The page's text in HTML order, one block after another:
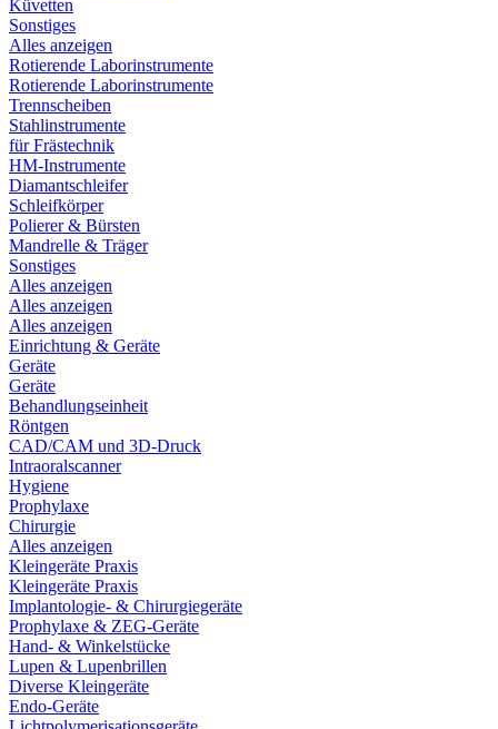
Küvetten
Sonstiges
Alles anzeigen
Rotierende Laborinstrumente
Rotierende Laborinstrumente
Trennscheiben
Stahlinstrumente
für Frästechnik
HM-Instrumente
Diamantschleifer
Schleifkörper
Polierer & Bürsten
Mandrelle & Träger
Sonstiges
Alles anzeigen
Alles anzeigen
Alles anzeigen
Einrichtung & Geräte
Geräte
Geräte
Behandlungseinheit
Röntgen
CAD/CAM und 3D-Druck
Intraoralscanner
Hygiene
Prophylaxe
Chirurgie
Alles anzeigen
Kleingeräte Praxis
Kleingeräte Praxis
Implantologie- & Chirurgiegeräte
Prophylaxe & ZEG-Geräte
Hand- & Winkelstücke
Lupen & Lupenbrillen
Diverse Kleingeräte
Endo-Geräte